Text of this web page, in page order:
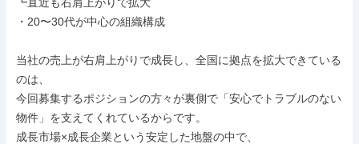
・20〜30代が中心の組織構成
当社の売上が右肩上がりで成長し、全国に拠点を拡大できている
のは、
今回募集するポジションの方々が裏側で「安心でトラブルのない
物件」を支えてくれているからです。
成長市場×成長企業という安定した地盤の中で、